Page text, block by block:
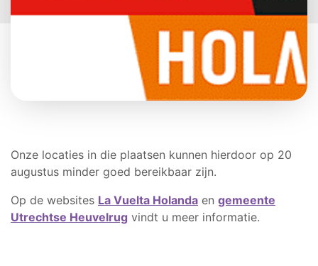
Onze locaties in die plaatsen kunnen hierdoor op 20
augustus minder goed bereikbaar zijn.
Op de websites La Vuelta Holanda en gemeente
Utrechtse Heuvelrug vindt u meer informatie.